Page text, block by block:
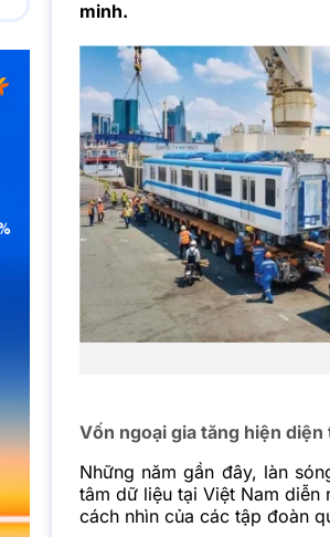
minh.
Vốn ngoại gia tăng hiện
Những năm gần đây, làn
tâm dữ liệu tại Việt Nam diễn
cách nhìn của các tập đoàn